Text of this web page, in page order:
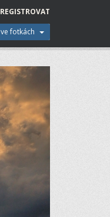
ve fotkách
REGISTROVAT